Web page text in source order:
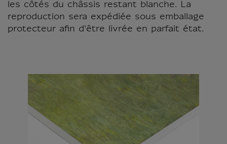
les côtés du châssis restant blanche. La
reproduction sera expédiée sous emballage
protecteur afin d'être livrée en parfait état.